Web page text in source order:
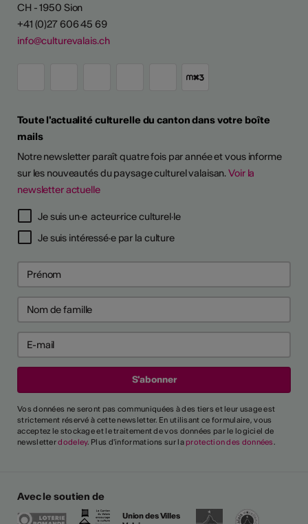
D'ARTISTES
CH - 1950 Sion
+41 (0)27 606 45 69
info@culturevalais.ch
Toute l'actualité culturelle du canton dans votre boîte
mails
Notre newsletter paraît quatre fois par année et vous informe
sur les nouveautés du paysage culturel valaisan.Voir la
newsletter actuelle
Je suis un·e acteur·rice culturel·le
Je suis intéressé·e par la culture
Vos données ne seront pas communiquées à des tiers et leur usage est
strictement réservé à cette newsletter. En utilisant ce formulaire, vous
acceptez le stockage et le traitement de vos données par le logiciel de
newsletterdodeley. Plus d'informations sur la protection des données.
Avec le soutien de
Union des Villes